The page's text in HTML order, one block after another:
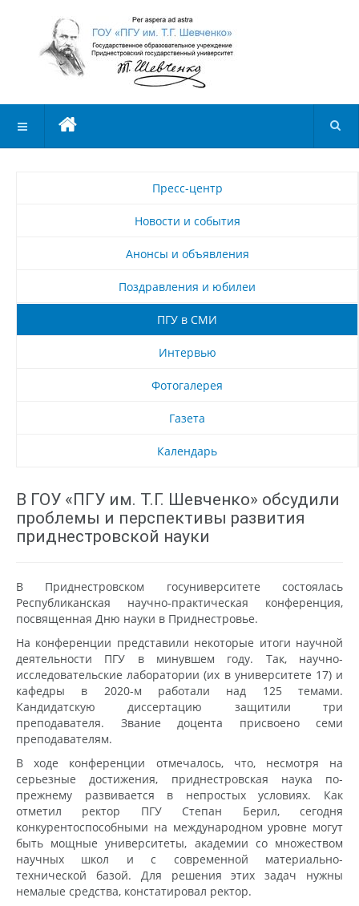
Пресс-центр
Новости и события
Анонсы и объявления
Поздравления и юбилеи
ПГУ в СМИ
Интервью
Фотогалерея
Газета
Календарь
В ГОУ «ПГУ им. Т.Г. Шевченко» обсудили
проблемы и перспективы развития
приднестровской науки
В Приднестровском госуниверситете состоялась
Республиканская научно-практическая конференция,
посвященная Дню науки в Приднестровье.
На конференции представили некоторые итоги научной
деятельности ПГУ в минувшем году. Так, научно-
исследовательские лаборатории (их в университете 17) и
кафедры в 2020-м работали над 125 темами.
Кандидатскую диссертацию защитили три
преподавателя. Звание доцента присвоено семи
преподавателям.
В ходе конференции отмечалось, что, несмотря на
серьезные достижения, приднестровская наука по-
прежнему развивается в непростых условиях. Как
отметил ректор ПГУ Степан Берил, сегодня
конкурентоспособными на международном уровне могут
быть мощные университеты, академии со множеством
научных школ и с современной материально-
технической базой. Для решения этих задач нужны
немалые средства, констатировал ректор.